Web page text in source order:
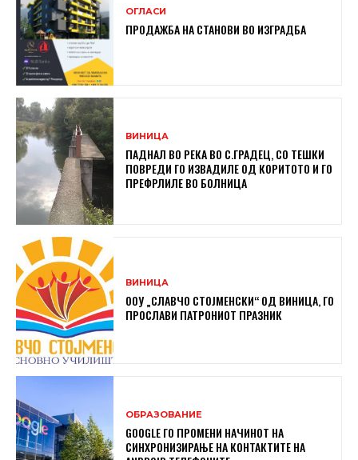
ОГЛАСИ
ПРОДАЖБА НА СТАНОВИ ВО ИЗГРАДБА
ВИНИЦА
ПАДНАЛ ВО РЕКА ВО С.ГРАДЕЦ, СО ТЕШКИ
ПОВРЕДИ ГО ИЗВАДИЛЕ ОД КОРИТОТО И ГО
ПРЕФРЛИЛЕ ВО БОЛНИЦА
ВИНИЦА
ООУ „СЛАВЧО СТОЈМЕНСКИ“ ОД ВИНИЦА, ГО
ПРОСЛАВИ ПАТРОНИОТ ПРАЗНИК
ОБРАЗОВАНИЕ
GOOGLE ГО ПРОМЕНИ НАЧИНОТ НА
СИНХРОНИЗИРАЊЕ НА КОНТАКТИТЕ НА